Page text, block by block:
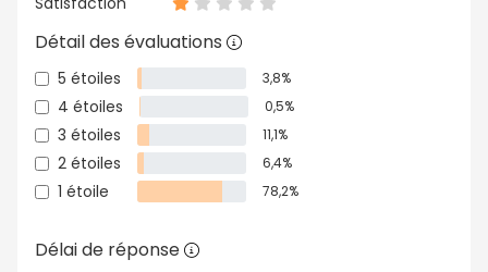
Détail des évaluations
5 étoiles 3,8%
4 étoiles 0,5%
3 étoiles 11,1%
2 étoiles 6,4%
1 étoile 78,2%
Délai de réponse